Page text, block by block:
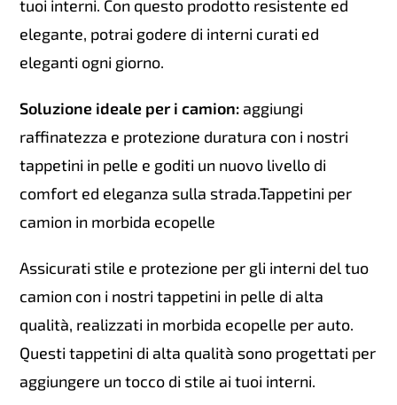
tuoi interni. Con questo prodotto resistente ed
elegante, potrai godere di interni curati ed
eleganti ogni giorno.
Soluzione ideale per i camion: aggiungi
raffinatezza e protezione duratura con i nostri
tappetini in pelle e goditi un nuovo livello di
comfort ed eleganza sulla strada.Tappetini per
camion in morbida ecopelle
Assicurati stile e protezione per gli interni del tuo
camion con i nostri tappetini in pelle di alta
qualità, realizzati in morbida ecopelle per auto.
Questi tappetini di alta qualità sono progettati per
aggiungere un tocco di stile ai tuoi interni.